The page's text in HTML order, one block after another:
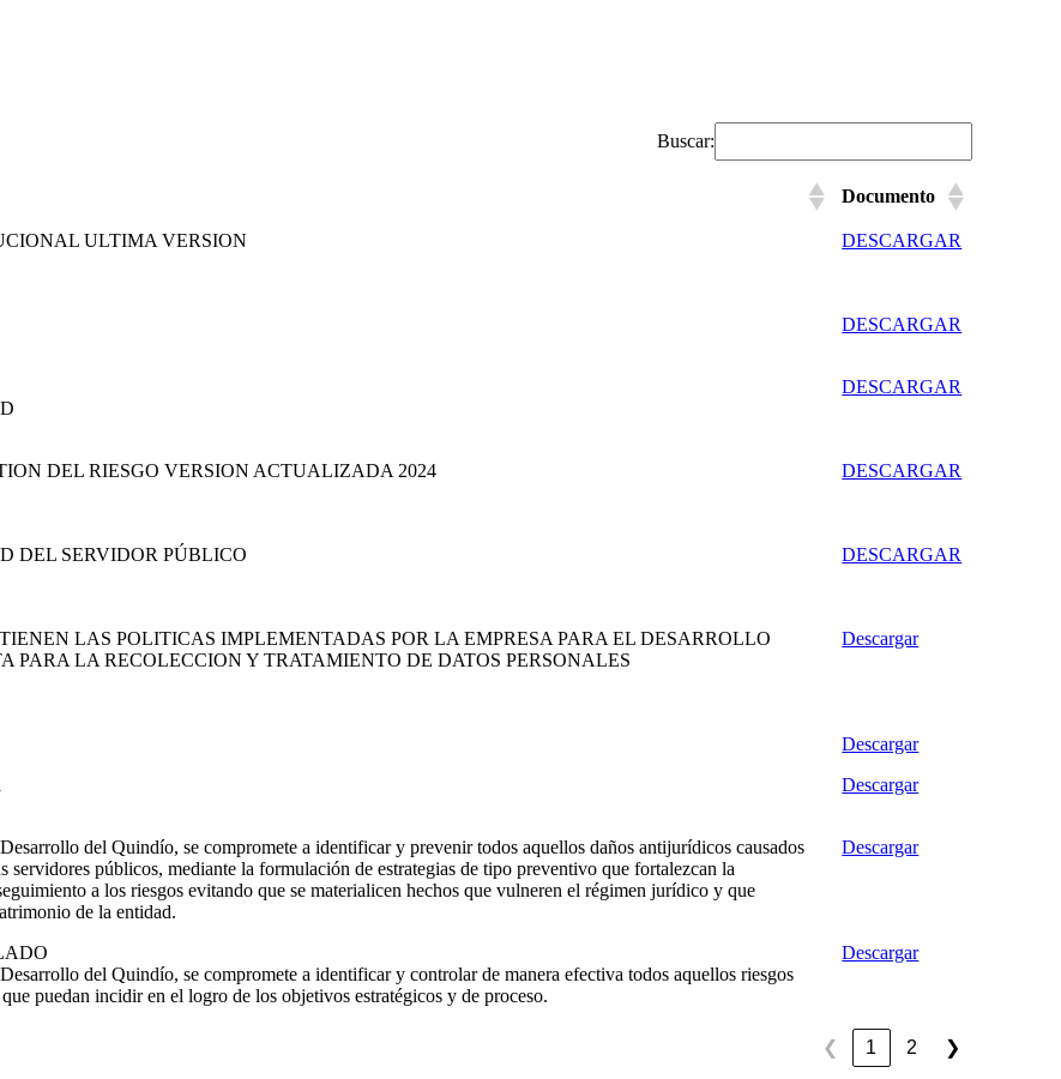
Buscar:
Documento
ULTIMA VERSION DESCARGAR
DESCARGAR
DESCARGAR
DEL RIESGO VERSION ACTUALIZADA 2024 DESCARGAR
DEL SERVIDOR PÚBLICO DESCARGAR
LAS POLITICAS IMPLEMENTADAS POR LA EMPRESA PARA EL DESARROLLO
PARA LA RECOLECCION Y TRATAMIENTO DE DATOS PERSONALES
Descargar
Descargar
Descargar
del Quindío, se compromete a identificar y prevenir todos aquellos daños antijurídicos causados
servidores públicos, mediante la formulación de estrategias de tipo preventivo que fortalezcan la
a los riesgos evitando que se materialicen hechos que vulneren el régimen jurídico y que
de la entidad.
Descargar
del Quindío, se compromete a identificar y controlar de manera efectiva todos aquellos riesgos
puedan incidir en el logro de los objetivos estratégicos y de proceso.
Descargar
❮ 1 2 ❯